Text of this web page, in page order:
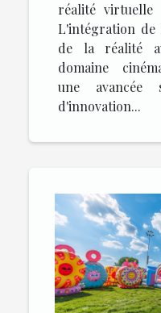
réalité virtuelle
L'intégration de
de la réalité
domaine
une avancée
d'innovation...